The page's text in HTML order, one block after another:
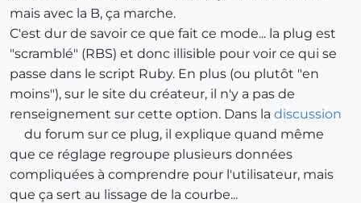
mais avec la B, ça marche.
C'est dur de savoir ce que fait ce mode... la plug est
"scramblé" (RBS) et donc illisible pour voir ce qui se
passe dans le script Ruby. En plus (ou plutôt "en
moins"), sur le site du créateur, il n'y a pas de
renseignement sur cette option. Dans la discussion
du forum sur ce plug, il explique quand même
que ce réglage regroupe plusieurs données
compliquées à comprendre pour l'utilisateur, mais
que ça sert au lissage de la courbe...